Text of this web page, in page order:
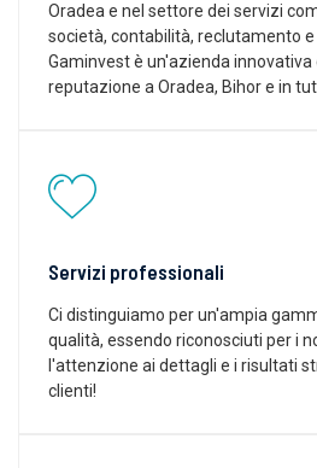
Oradea e nel settore dei servizi
società, contabilità, reclutamento e
Gaminvest è un'azienda innovativa
reputazione a Oradea, Bihor e in
Servizi professionali
Ci distinguiamo per un'ampia
qualità, essendo riconosciuti per i
l'attenzione ai dettagli e i risultati
clienti!